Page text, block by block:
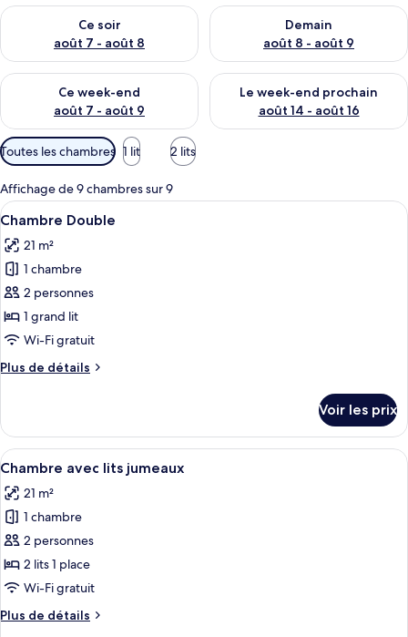
n
o
t
é
s
p
s
Ce soir
août 7 - août 8
Vérifier la disponibilité pour ce soir août 7 - août 8
Demain
août 8 - août 9
Vérifier la disponibilité pour
Ce week-end
août 7 - août 9
Vérifier la disponibilité pour ce week-end août 7 - août 9
Le week-end prochain
août 14 - août 16
Vérifier la disponibilité pour
Filtres
disponibles
pour
les
chambres
Toutes les chambres 1 lit 2 lits
Affichage de 9 chambres sur 9
Afficher
toutes
les
photos
pour
ce
type
chambre :
Une chambre d’hôtel moderne
7
Chambre Double
21 m²
1 chambre
2 personnes
1 grand lit
Wi-Fi gratuit
Plus de détails
Plus
le
type
de
Chambre
Double
Voir les prix
Afficher
toutes
les
photos
pour
ce
type
chambre :
Un lit double avec une couvre-lit
6
Chambre avec lits jumeaux
21 m²
1 chambre
2 personnes
2 lits 1 place
Wi-Fi gratuit
Plus de détails
Plus